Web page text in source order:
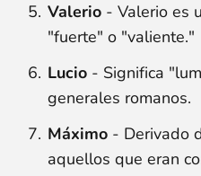
Valerio - Valerio es
"fuerte" o "valiente."
Lucio - Significa
generales romanos.
Máximo - Derivado
aquellos que eran